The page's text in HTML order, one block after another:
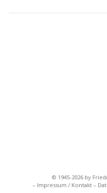
© 1945-2026 by
Impressum / Kontakt